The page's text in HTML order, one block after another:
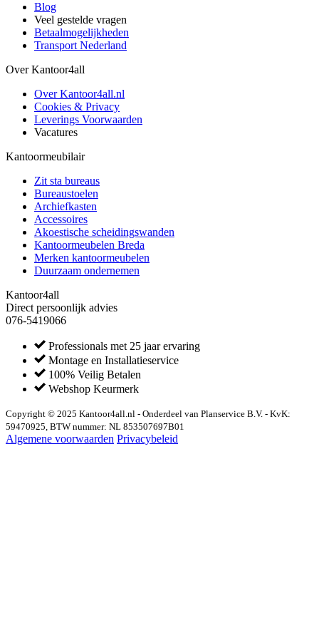
Blog
Veel gestelde vragen
Betaalmogelijkheden
Transport Nederland
Over Kantoor4all
Over Kantoor4all.nl
Cookies & Privacy
Leverings Voorwaarden
Vacatures
Kantoormeubilair
Zit sta bureaus
Bureaustoelen
Archiefkasten
Accessoires
Akoestische scheidingswanden
Kantoormeubelen Breda
Merken kantoormeubelen
Duurzaam ondernemen
Kantoor4all
Direct persoonlijk advies
076-5419066
Professionals met 25 jaar ervaring
Montage en Installatieservice
100% Veilig Betalen
Webshop Keurmerk
Copyright © 2025 Kantoor4all.nl - Onderdeel van Planservice B.V. - KvK:
59470925, BTW nummer: NL 853507697B01
Algemene voorwaarden Privacybeleid